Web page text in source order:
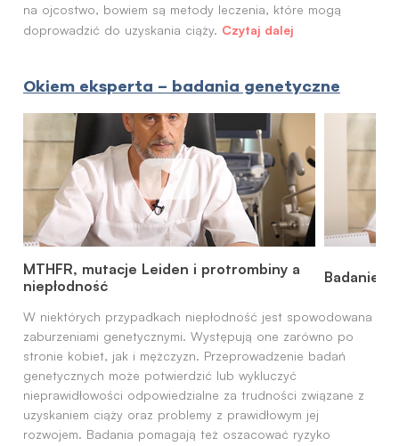
na ojcostwo, bowiem są metody leczenia, które mogą
doprowadzić do uzyskania ciąży. Czytaj dalej
Okiem eksperta – badania genetyczne
MTHFR, mutacje Leiden i protrombiny a
niepłodność
Badanie
W niektórych przypadkach niepłodność jest spowodowana
zaburzeniami genetycznymi. Występują one zarówno po
stronie kobiet, jak i mężczyzn. Przeprowadzenie badań
genetycznych może potwierdzić lub wykluczyć
nieprawidłowości odpowiedzialne za trudności związane z
uzyskaniem ciąży oraz problemy z prawidłowym jej
rozwojem. Badania pomagają też oszacować ryzyko